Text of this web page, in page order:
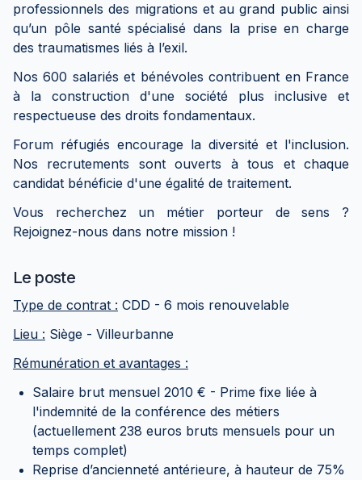
professionnels des migrations et au grand public ainsi
qu’un pôle santé spécialisé dans la prise en charge
des traumatismes liés à l’exil.
Nos 600 salariés et bénévoles contribuent en France
à la construction d'une société plus inclusive et
respectueuse des droits fondamentaux.
Forum réfugiés encourage la diversité et l'inclusion.
Nos recrutements sont ouverts à tous et chaque
candidat bénéficie d'une égalité de traitement.
Vous recherchez un métier porteur de sens ?
Rejoignez-nous dans notre mission !
Le poste
Type de contrat : CDD - 6 mois renouvelable
Lieu : Siège - Villeurbanne
Rémunération et avantages :
Salaire brut mensuel 2010 € - Prime fixe liée à
l'indemnité de la conférence des métiers
(actuellement 238 euros bruts mensuels pour un
temps complet)
Reprise d’ancienneté antérieure, à hauteur de 75%